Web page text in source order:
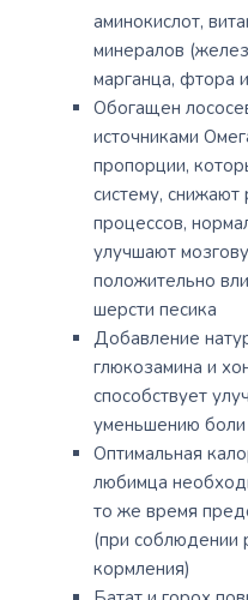
аминокислот,
минералов
марганца, фтора
Обогащен
источниками
пропорции,
систему, снижают
процессов,
улучшают
положительно
шерсти песика
Добавление
глюкозамина и
способствует
уменьшению
Оптимальная
любимца
то же время
(при соблюдении
кормления)